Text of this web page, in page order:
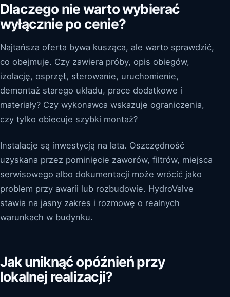
Dlaczego nie warto wybierać
wyłącznie po cenie?
Najtańsza oferta bywa kusząca, ale warto sprawdzić,
co obejmuje. Czy zawiera próby, opis obiegów,
izolację, osprzęt, sterowanie, uruchomienie,
demontaż starego układu, prace dodatkowe i
materiały? Czy wykonawca wskazuje ograniczenia,
czy tylko obiecuje szybki montaż?
Instalacje są inwestycją na lata. Oszczędność
uzyskana przez pominięcie zaworów, filtrów, miejsca
serwisowego albo dokumentacji może wrócić jako
problem przy awarii lub rozbudowie. HydroValve
stawia na jasny zakres i rozmowę o realnych
warunkach w budynku.
Jak uniknąć opóźnień przy
lokalnej realizacji?